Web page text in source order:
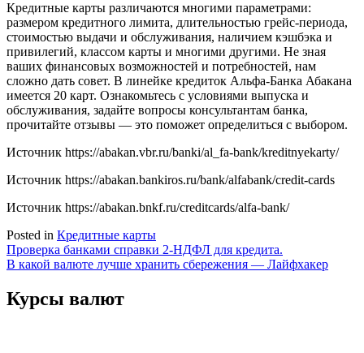
Кредитные карты различаются многими параметрами:
размером кредитного лимита, длительностью грейс-периода,
стоимостью выдачи и обслуживания, наличием кэшбэка и
привилегий, классом карты и многими другими. Не зная
ваших финансовых возможностей и потребностей, нам
сложно дать совет. В линейке кредиток Альфа-Банка Абакана
имеется 20 карт. Ознакомьтесь с условиями выпуска и
обслуживания, задайте вопросы консультантам банка,
прочитайте отзывы — это поможет определиться с выбором.
Источник https://abakan.vbr.ru/banki/al_fa-bank/kreditnyekarty/
Источник https://abakan.bankiros.ru/bank/alfabank/credit-cards
Источник https://abakan.bnkf.ru/creditcards/alfa-bank/
Posted in Кредитные карты
Навигация
по
записям
Проверка банками справки 2-НДФЛ для кредита.
В какой валюте лучше хранить сбережения — Лайфхакер
Курсы валют